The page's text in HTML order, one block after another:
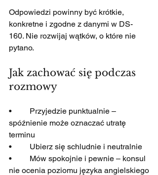
Odpowiedzi powinny być krótkie,
konkretne i zgodne z danymi w DS-
160. Nie rozwijaj wątków, o które nie
pytano.
Jak zachować się podczas
rozmowy
•         Przyjedzie punktualnie –
spóźnienie może oznaczać utratę
terminu
•         Ubierz się schludnie i neutralnie
•         Mów spokojnie i pewnie – konsul
nie ocenia poziomu języka angielskiego